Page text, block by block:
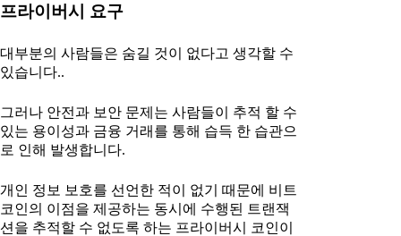
프라이버시 요구
대부분의 사람들은 숨길 것이 없다고 생각할 수
있습니다..
그러나 안전과 보안 문제는 사람들이 추적 할 수
있는 용이성과 금융 거래를 통해 습득 한 습관으
로 인해 발생합니다.
개인 정보 보호를 선언한 적이 없기 때문에 비트
코인의 이점을 제공하는 동시에 수행된 트랜잭
션을 추적할 수 없도록 하는 프라이버시 코인이